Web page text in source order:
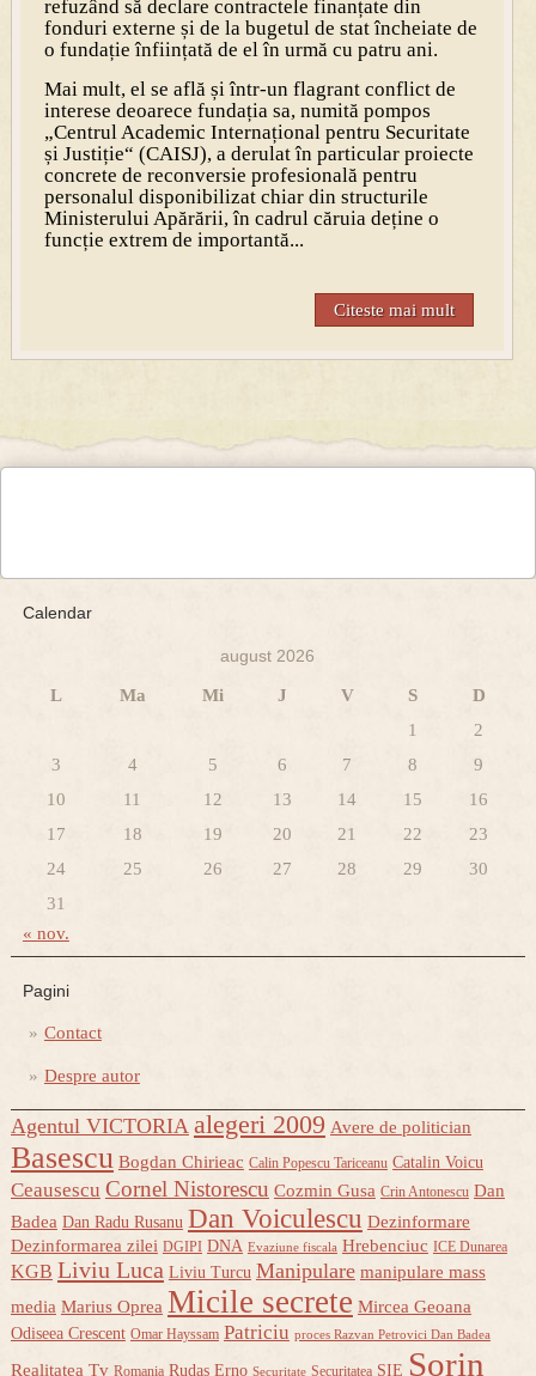
refuzând să declare contractele finanțate din
fonduri externe și de la bugetul de stat încheiate de
o fundație înființată de el în urmă cu patru ani.
Mai mult, el se află și într-un flagrant conflict de
interese deoarece fundația sa, numită pompos
„Centrul Academic Internațional pentru Securitate
și Justiție“ (CAISJ), a derulat în particular proiecte
concrete de reconversie profesională pentru
personalul disponibilizat chiar din structurile
Ministerului Apărării, în cadrul căruia deține o
funcție extrem de importantă...
Citeste mai mult
Calendar
august 2026
L Ma Mi J V S
D
1
2
3
4 5 6 7 8
9
10
11 12 13 14 15
16
17
18 19 20 21 22
23
24
25 26 27 28 29
30
31
« nov.
Pagini
Contact
Despre autor
Agentul VICTORIA alegeri 2009 Avere de politician
Basescu Bogdan Chirieac Calin Popescu Tariceanu Catalin Voicu
Ceausescu Cornel Nistorescu Cozmin Gusa Crin Antonescu Dan
Badea Dan Radu Rusanu Dan Voiculescu Dezinformare
Dezinformarea zilei DGIPI DNA Evaziune fiscala Hrebenciuc ICE Dunarea
KGB Liviu Luca Liviu Turcu Manipulare manipulare mass
media Marius Oprea Micile secrete Mircea Geoana
Odiseea Crescent Omar Hayssam Patriciu proces Razvan Petrovici Dan Badea
Realitatea Tv Romania Rudas Erno Securitate Securitatea SIE Sorin